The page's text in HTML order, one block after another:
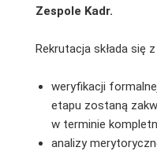
Zespole Kadr.
Rekrutacja składa się
weryfikacji
etapu zostaną
w terminie
analizy